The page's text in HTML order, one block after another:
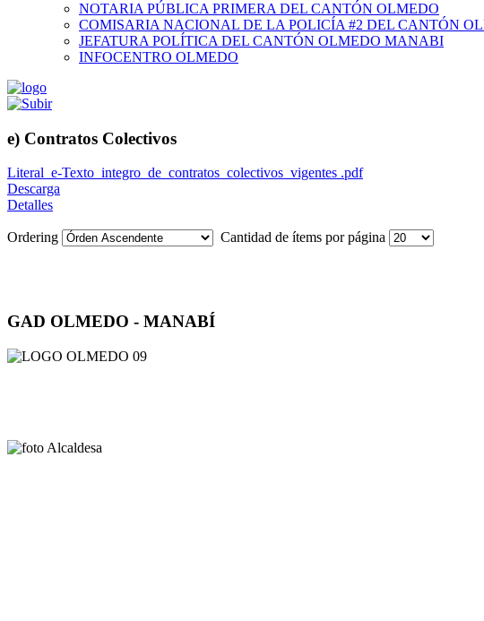
NOTARIA PÚBLICA PRIMERA DEL CANTÓN OLMEDO
COMISARIA NACIONAL DE LA POLICÍA #2 DEL CANTÓN
JEFATURA POLÍTICA DEL CANTÓN OLMEDO MANABI
INFOCENTRO OLMEDO
e) Contratos Colectivos
Literal_e-Texto_integro_de_contratos_colectivos_vigentes .pdf
Descarga
Detalles
Ordering Cantidad de ítems por página
GAD OLMEDO - MANABÍ